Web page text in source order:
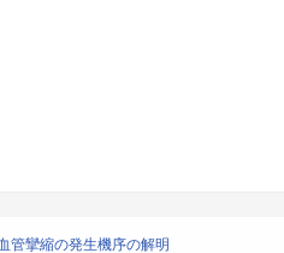
管攣縮の発生機序の解明